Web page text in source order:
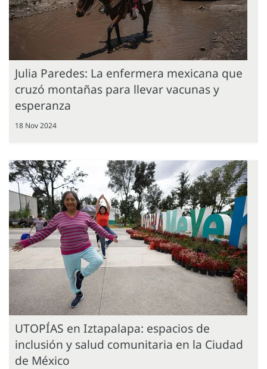
Julia Paredes: La enfermera mexicana que
cruzó montañas para llevar vacunas y
esperanza
18 Nov 2024
UTOPÍAS en Iztapalapa: espacios de
inclusión y salud comunitaria en la Ciudad
de México